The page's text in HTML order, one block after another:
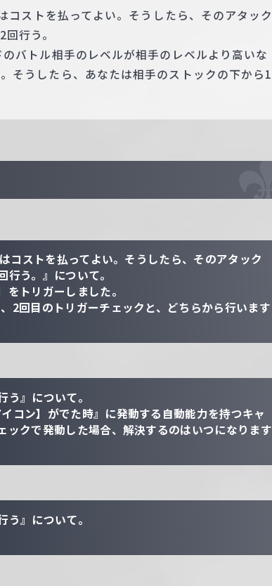
コストを払ってよい。そうしたら、そのアタック
行う。
バトル相手のレベルが相手のレベルより高いな
そうしたら、あなたは相手のストックの下から1
コストを払ってよい。そうしたら、そのアタック
う。』について。
トリガーしました。
2回目のトリガーチェックと、どちらから行います
う』について。
コン】がでた時』に発動する自動能力を持つキャ
ックで発動した場合、解決するのはいつになります
う』について。